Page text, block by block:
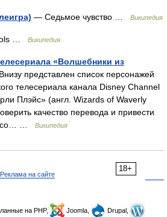
— Седьмое чувство … Википедия
… Википедия
«Волшебники из
представлен список персонажей
телесериала канала Disney Channel
Плэйс» (англ. Wizards of Waverly
качество перевода и привести
со… …
Википедия
18+
Реклама на сайте
на PHP, Joomla,
Drupal,